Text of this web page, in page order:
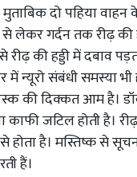
दो पहिया वाहन
गर्दन तक रीढ़ की
की हड्डी में दबाव
में न्यूरो संबंधी समस्या भी
की दिक्कत आम है।
काफी जटिल होती है।
होता है। मस्तिष्क से
हैं।